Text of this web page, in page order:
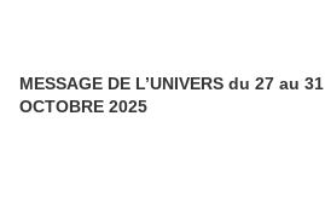
MESSAGE DE L’UNIVERS du 27 au 31
OCTOBRE 2025